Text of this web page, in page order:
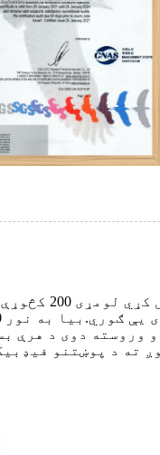
ته د پوښتنو